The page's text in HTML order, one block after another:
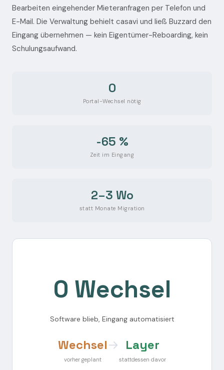
Bearbeiten eingehender Mieteranfragen per Telefon und
E-Mail. Die Verwaltung behielt casavi und ließ Buzzard den
Eingang übernehmen — kein Eigentümer-Reboarding, kein
Schulungsaufwand.
0
Portal-Wechsel nötig
-65 %
Zeit im Eingang
2–3 Wo
statt Monate Migration
0 Wechsel
Software blieb, Eingang automatisiert
Wechsel
vorher geplant
→ Layer
stattdessen davor